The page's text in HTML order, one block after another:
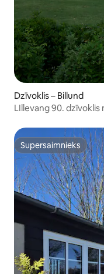
Dzīvoklis – Billund
LIllevang 90. dzīvoklis
Supersaimnieks
Supersaimnieks